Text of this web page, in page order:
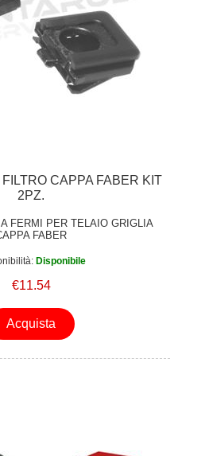
CAPPA FABER KIT
2PZ.
FERMI PER TELAIO GRIGLIA
FABER
Disponibile
€11.54
Acquista